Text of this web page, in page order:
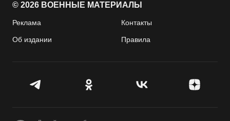
© 2026 ВОЕННЫЕ МАТЕРИАЛЫ
Реклама Контакты
Об издании Правила